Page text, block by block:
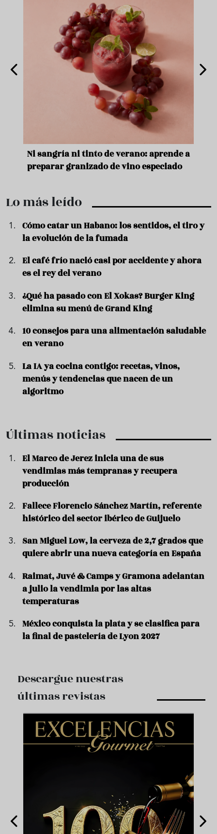
Ni sangría ni tinto de verano: aprende a
preparar granizado de vino especiado
Lo más leído
Cómo catar un Habano: los sentidos, el tiro y
la evolución de la fumada
El café frío nació casi por accidente y ahora
es el rey del verano
¿Qué ha pasado con El Xokas? Burger King
elimina su menú de Grand King
10 consejos para una alimentación saludable
en verano
La IA ya cocina contigo: recetas, vinos,
menús y tendencias que nacen de un
algoritmo
Últimas noticias
El Marco de Jerez inicia una de sus
vendimias más tempranas y recupera
producción
Fallece Florencio Sánchez Martín, referente
histórico del sector ibérico de Guijuelo
San Miguel Low, la cerveza de 2,7 grados que
quiere abrir una nueva categoría en España
Raimat, Juvé & Camps y Gramona adelantan
a julio la vendimia por las altas
temperaturas
México conquista la plata y se clasifica para
la final de pastelería de Lyon 2027
Descargue nuestras
últimas revistas